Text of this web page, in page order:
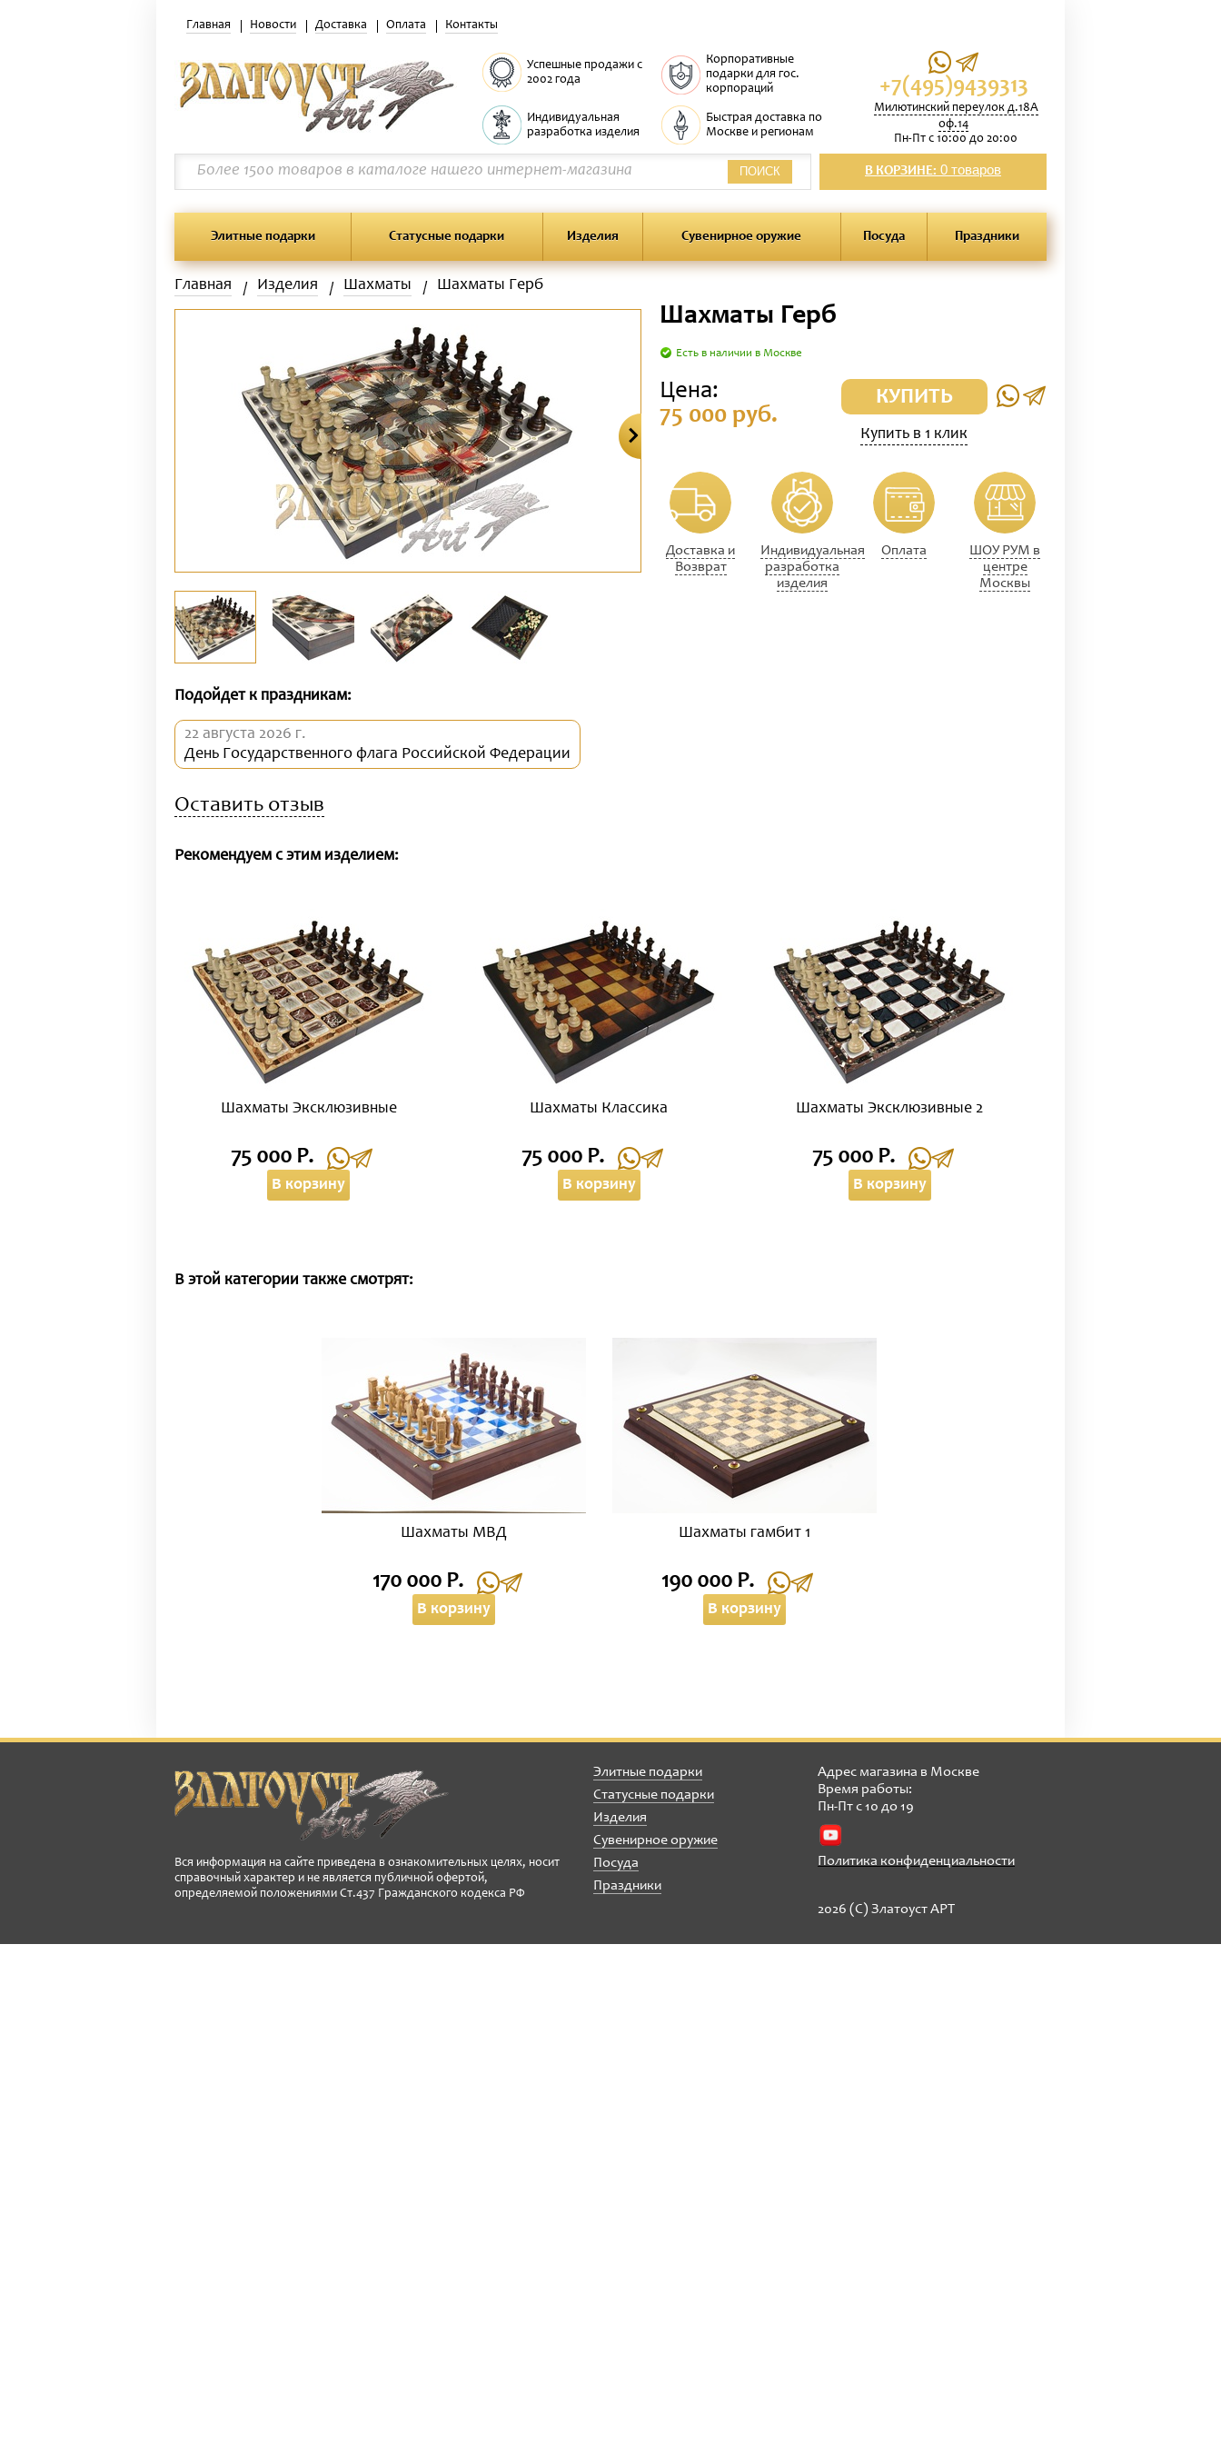
Главная Новости Доставка Оплата Контакты
+7(495)9439313
Милютинский переулок д.18А
оф.14
Пн-Пт с 10:00 до 20:00
Успешные продажи с
2002 года
Корпоративные
подарки для гос.
корпораций
Индивидуальная
разработка изделия
Быстрая доставка по
Москве и регионам
В КОРЗИНЕ: 0 товаров
ПОИСК
Элитные подарки Статусные подарки Изделия Сувенирное оружие Посуда Праздники
Главная Изделия Шахматы Шахматы Герб
Шахматы Герб
Есть в наличии в Москве
Цена:
75 000 руб.
КУПИТЬ
Купить в 1 клик
Доставка и
Возврат
Индивидуальная
разработка
изделия
Оплата
ШОУ РУМ в
центре
Москвы
Подойдет к праздникам:
22 августа 2026 г.
День Государственного флага Российской Федерации
Оставить отзыв
Рекомендуем с этим изделием:
Шахматы Эксклюзивные
75 000 Р.
В корзину
Шахматы Классика
75 000 Р.
В корзину
Шахматы Эксклюзивные 2
75 000 Р.
В корзину
В этой категории также смотрят:
Шахматы МВД
170 000 Р.
В корзину
Шахматы гамбит 1
190 000 Р.
В корзину
Вся информация на сайте приведена в ознакомительных целях, носит
справочный характер и не является публичной офертой,
определяемой положениями Ст.437 Гражданского кодекса РФ
Элитные подарки
Статусные подарки
Изделия
Сувенирное оружие
Посуда
Праздники
Адрес магазина в Москве
Время работы:
Пн-Пт с 10 до 19
Политика конфиденциальности
2026 (C) Златоуст АРТ